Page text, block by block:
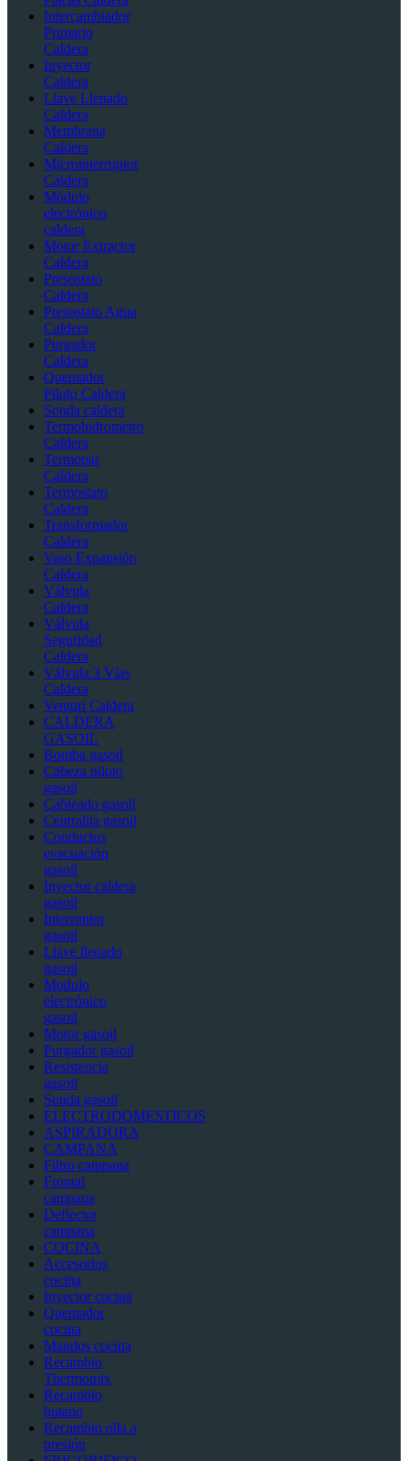
Intercambiador
Primario
Caldera
Inyector
Caldera
Llave Llenado
Caldera
Membrana
Caldera
Microinterruptor
Caldera
Módulo
electrónico
caldera
Motor Extractor
Caldera
Presostato
Caldera
Presostato Agua
Caldera
Purgador
Caldera
Quemador
Piloto Caldera
Sonda caldera
Termohidrometro
Caldera
Termopar
Caldera
Termostato
Caldera
Transformador
Caldera
Vaso Expansión
Caldera
Válvula
Caldera
Válvula
Seguridad
Caldera
Válvula 3 Vías
Caldera
Venturi Caldera
CALDERA
GASOIL
Bomba gasoil
Cabeza piloto
gasoil
Cableado gasoil
Centralita gasoil
Conductos
evacuación
gasoil
Inyector caldera
gasoil
Interruptor
gasoil
Llave llenado
gasoil
Modulo
electrónico
gasoil
Motor gasoil
Purgador gasoil
Resistencia
gasoil
Sonda gasoil
ELECTRODOMESTICOS
ASPIRADORA
CAMPANA
Filtro campana
Frontal
campana
Deflector
campana
COCINA
Accesorios
cocina
Inyector cocina
Quemador
cocina
Mandos cocina
Recambio
Thermomix
Recambio
butano
Recambio olla a
presión